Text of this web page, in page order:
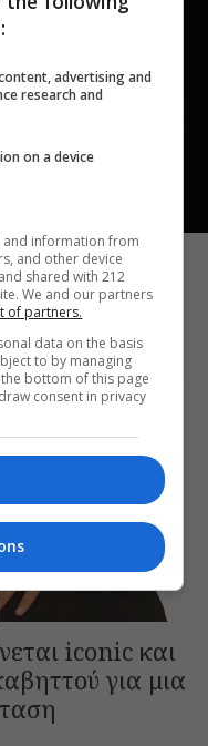
αθηναϊκά
το
iconic και
για μια
advertising and
research and
on a device
information from
and other device
shared with 212
We and our partners
of partners.
data on the basis
to by managing
bottom of this page
consent in privacy